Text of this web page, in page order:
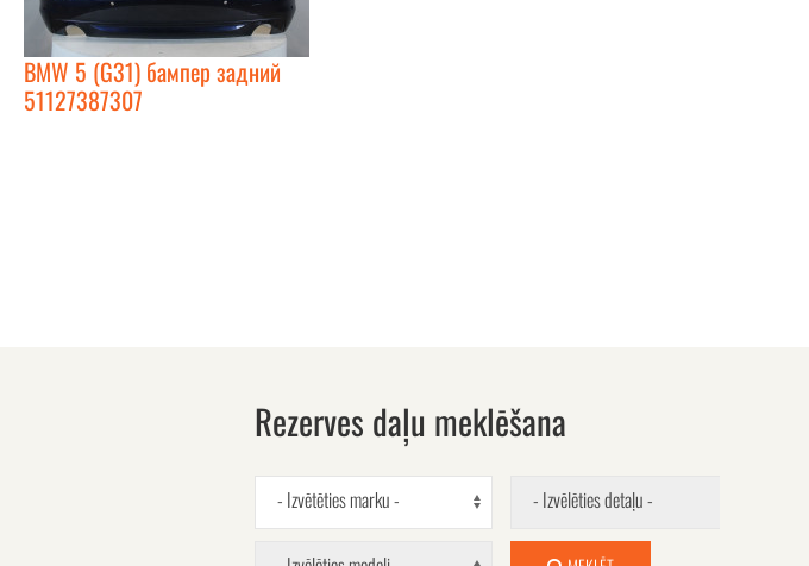
BMW 5 (G31) бампер задний
51127387307
Rezerves daļu meklēšana
- Izvētēties marku - - Izvēlēties detaļu -